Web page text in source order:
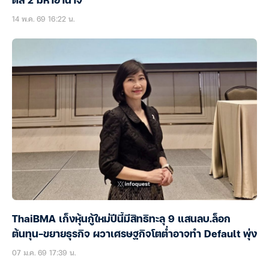
14 พ.ค. 69 16:22 น.
ThaiBMA เก็งหุ้นกู้ใหม่ปีนี้มีสิทธิทะลุ 9 แสนลบ.ล็อก
ต้นทุน-ขยายธุรกิจ ผวาเศรษฐกิจโตต่ำอาจทำ Default พุ่ง
07 ม.ค. 69 17:39 น.